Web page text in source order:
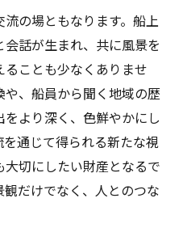
の場ともなります。船上
話が生まれ、共に風景を
ことも少なくありませ
、船員から聞く地域の歴
より深く、色鮮やかにし
通じて得られる新たな視
切にしたい財産となるで
だけでなく、人とのつな